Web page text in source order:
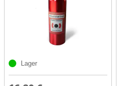
Lager